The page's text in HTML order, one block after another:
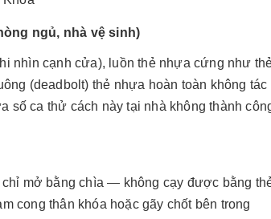
ngủ, nhà vệ sinh)
nhìn cạnh cửa), luồn thẻ nhựa cứng như
(deadbolt) thẻ nhựa hoàn toàn không tác
số ca thử cách này tại nhà không thành
mở bằng chìa — không cạy được bằng
cong thân khóa hoặc gãy chốt bên trong